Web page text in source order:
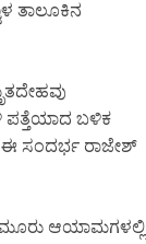
ತಾಲೂಕಿನ
ಪತ್ತೆಯಾದ ಬಳಿಕ
ಈ ಸಂದರ್ಭ ರಾಜೇಶ್
ಮೂರು ಆಯಾಮಗಳಲ್ಲಿ